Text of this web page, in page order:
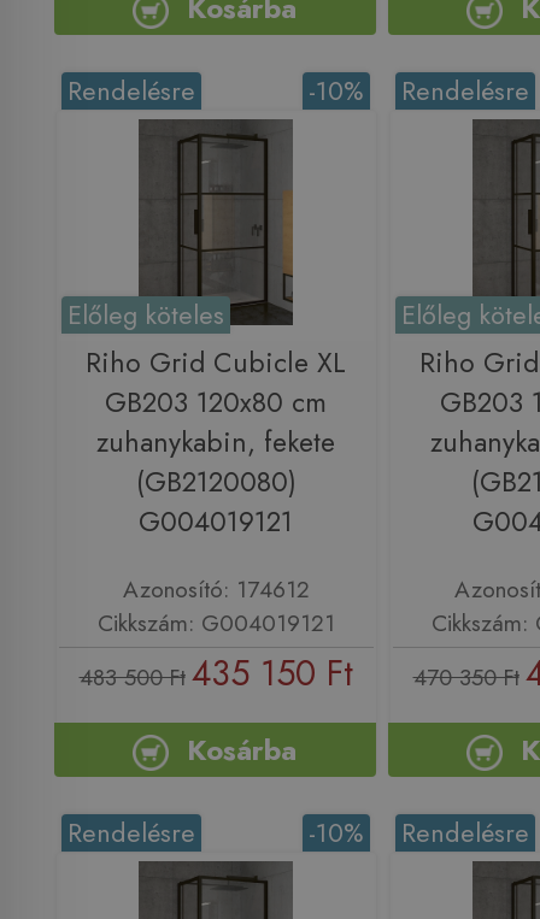
-10%
Rendelésre
Előleg köteles
Riho Grid Cubicle XL
GB203 120x80 cm
zuhanykabin, fekete
(GB2120080)
G004019121
Azonosító: 174612
Cikkszám: G004019121
483 500 Ft 435 150 Ft
Kosárba
Rendelésre
Előleg
Riho
GB203
470 350 Ft
-10%
Rendelésre Rendelésre